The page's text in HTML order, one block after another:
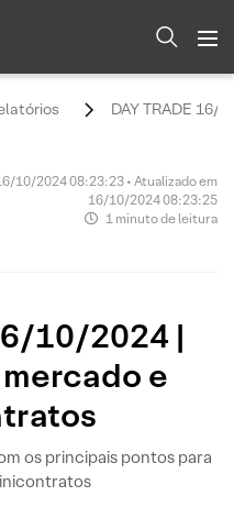
DAY TRADE 16/
10/2024 08:23:23 • Atualizado em
16/10/2024 08:23:25
1 minuto de leitura
10/2024 |
e
os principais pontos para